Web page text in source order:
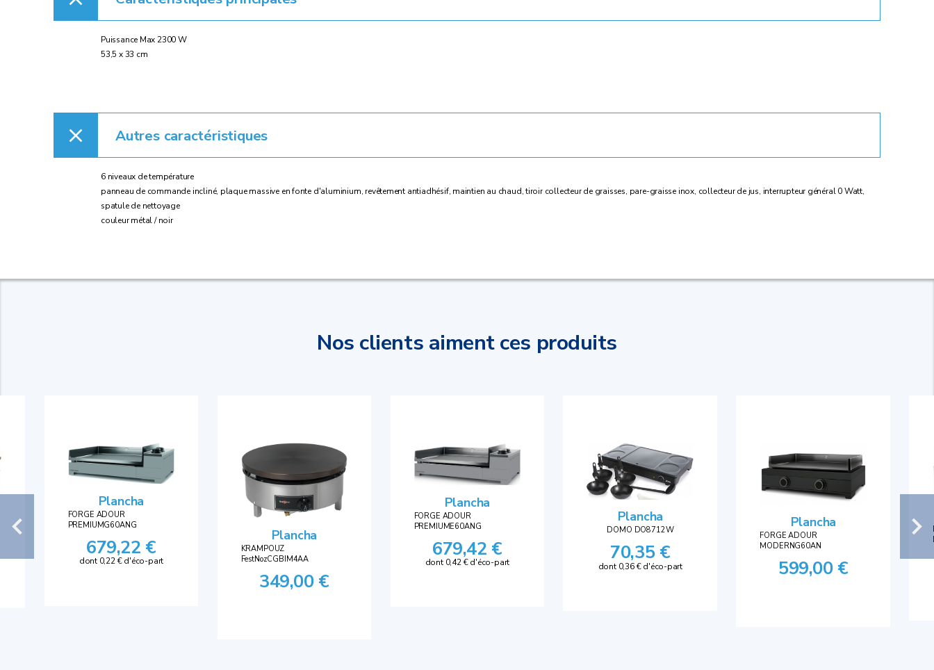
Puissance Max 2300 W
53,5 x 33 cm
Autres caractéristiques
6 niveaux de température
panneau de commande incliné, plaque massive en fonte d'aluminium, revêtement antiadhésif, maintien au chaud, tiroir collecteur de graisses, pare-graisse inox, collecteur de jus, interrupteur général 0 Watt,
spatule de nettoyage
couleur métal / noir
Nos clients aiment ces produits
Plancha
FORGE ADOUR
PREMIUMG60ANG
679,22 €
dont 0,22 € d'éco-part
Plancha
KRAMPOUZ
FestNozCGBIM4AA
349,00 €
Plancha
FORGE ADOUR
PREMIUME60ANG
679,42 €
dont 0,42 € d'éco-part
Plancha
DOMO DO8712W
70,35 €
dont 0,36 € d'éco-part
Plancha
FORGE ADOUR
MODERNG60AN
599,00 €